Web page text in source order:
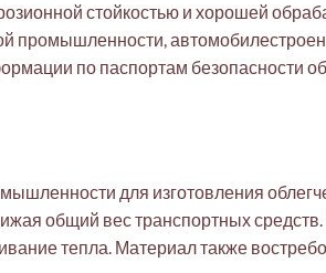
стойкостью и хорошей
промышленности,
по паспортам безопасности
для изготовления
общий вес транспортных
тепла. Материал также